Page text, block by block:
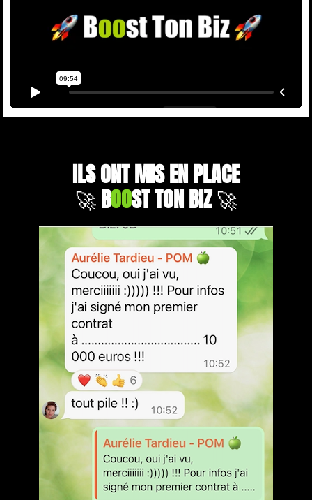
ILS ONT MIS EN PLACE
🚀BOOST TON BIZ🚀